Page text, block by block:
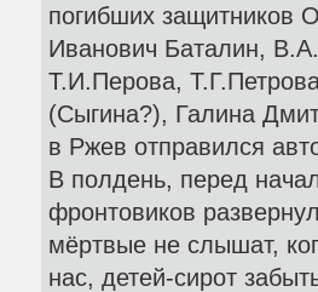
погибших защитников
Иванович Баталин,
Т.И.Перова,
(Сыгина?), Галина
в Ржев отправился
В полдень, перед
фронтовиков
мёртвые не слышат,
нас, детей-сирот